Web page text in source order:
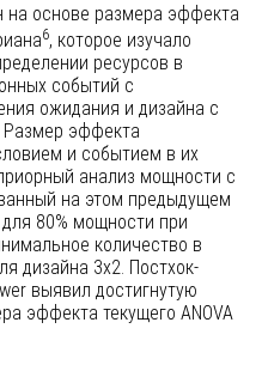
основе размера эффекта
6, которое изучало
ресурсов в
событий с
ожидания и дизайна с
эффекта
и событием в их
анализ мощности с
на этом предыдущем
80% мощности при
количество в
дизайна 3x2. Постхок-
выявил достигнутую
эффекта текущего ANOVA